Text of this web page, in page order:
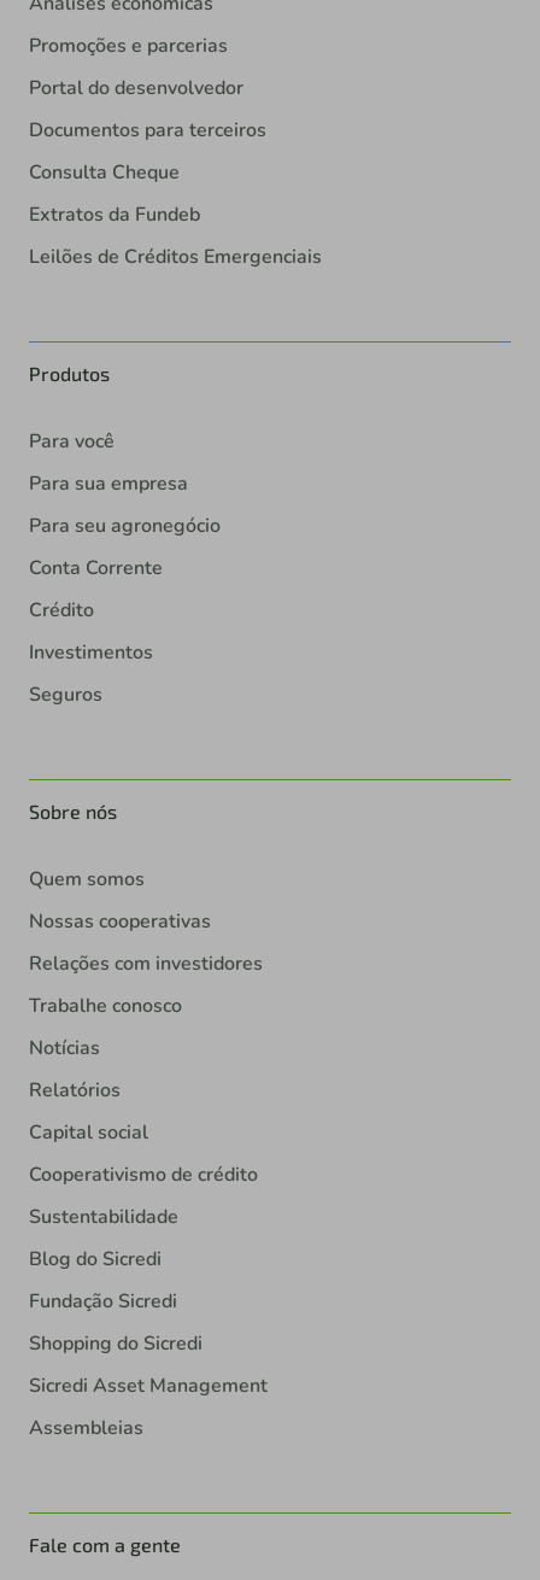
Promoções e parcerias
Portal do desenvolvedor
Documentos para terceiros
Consulta Cheque
Extratos da Fundeb
Leilões de Créditos Emergenciais
Produtos
Para você
Para sua empresa
Para seu agronegócio
Conta Corrente
Crédito
Investimentos
Seguros
Sobre nós
Quem somos
Nossas cooperativas
Relações com investidores
Trabalhe conosco
Notícias
Relatórios
Capital social
Cooperativismo de crédito
Sustentabilidade
Blog do Sicredi
Fundação Sicredi
Shopping do Sicredi
Sicredi Asset Management
Assembleias
Fale com a gente